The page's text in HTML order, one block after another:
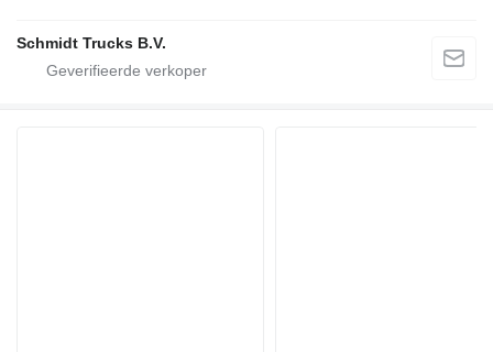
Schmidt Trucks B.V.